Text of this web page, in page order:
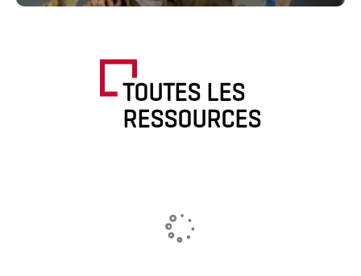
TOUTES LES
RESSOURCES